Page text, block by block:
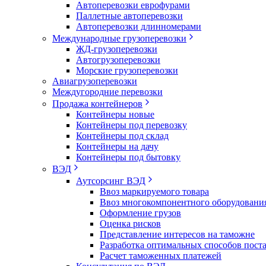
Автоперевозки еврофурами
Паллетные автоперевозки
Автоперевозки длинномерами
Международные грузоперевозки
ЖД-грузоперевозки
Автогрузоперевозки
Морские грузоперевозки
Авиагрузоперевозки
Междугородние перевозки
Продажа контейнеров
Контейнеры новые
Контейнеры под перевозку
Контейнеры под склад
Контейнеры на дачу
Контейнеры под бытовку
ВЭД
Аутсорсинг ВЭД
Ввоз маркируемого товара
Ввоз многокомпонентного
Оформление грузов
Оценка рисков
Представление интересов на таможне
Разработка оптимальных способов
Расчет таможенных платежей